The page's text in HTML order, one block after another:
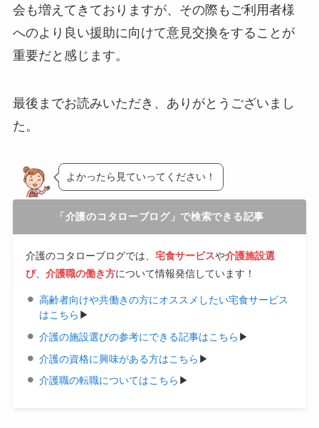
会も増えてきておりますが、その際もご利用者様
へのより良い援助に向けて意見交換をすることが
重要だと感じます。
最後までお読みいただき、ありがとうございまし
た。
よかったら見ていってください！
「介護のコタローブログ」で検索できる記事
介護のコタローブログでは、 宅食サービスや介護施設選
び、 介護職の働き方について情報発信しています！
高齢者向けや共働きの方にオススメしたい宅食サービス
はこちら ▶︎
介護の施設選びの参考にできる記事はこちら ▶︎
介護の資格に興味がある方はこちら ▶︎
介護職の転職についてはこちら ▶︎